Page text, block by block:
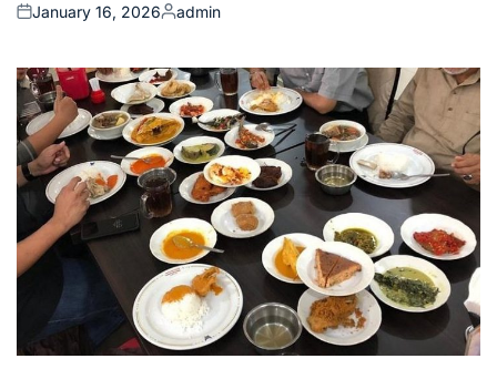
Posted
January 16, 2026
Posted
admin